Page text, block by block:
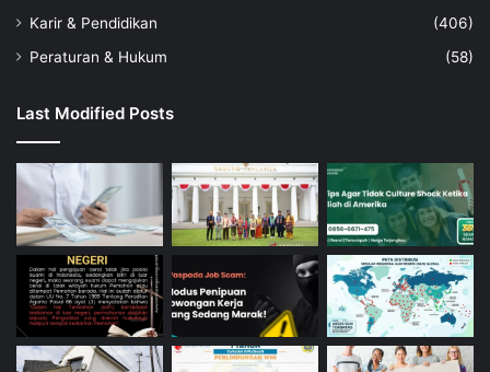
Karir & Pendidikan
(406)
Peraturan & Hukum
(58)
Last Modified Posts